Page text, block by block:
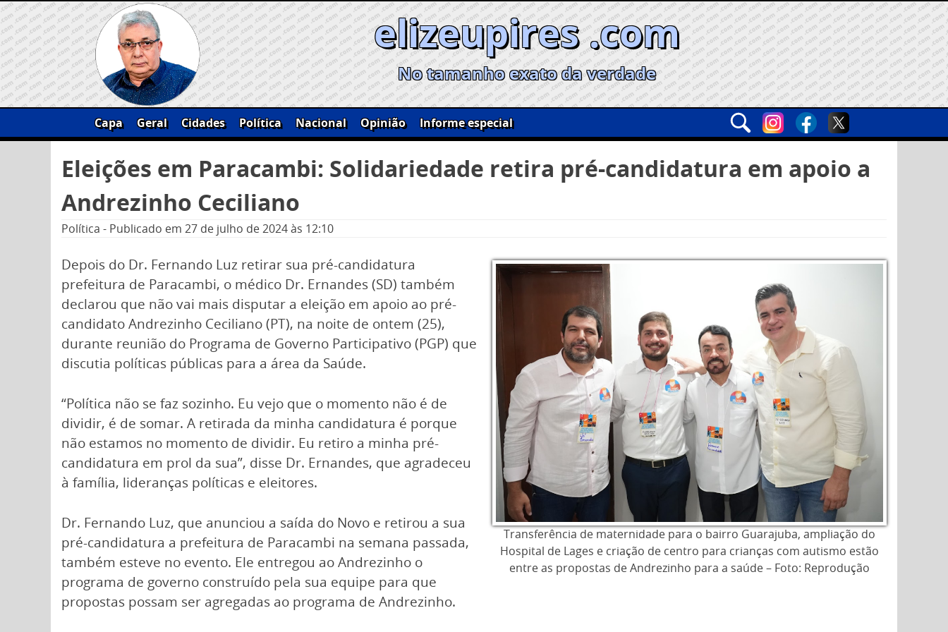
Skip
to
content
elizeupires .com
No tamanho exato da verdade
Capa Geral Cidades Política Nacional Opinião
Informe especial
por:
Eleições em Paracambi: Solidariedade retira pré-candidatura em apoio a
Andrezinho Ceciliano
Política - Publicado em 27 de julho de 2024às 12:10
Transferência de maternidade para o bairro Guarajuba, ampliação do
Hospital de Lages e criação de centro para crianças com autismo estão
entre as propostas de Andrezinho para a saúde – Foto: Reprodução
Depois do Dr. Fernando Luz retirar sua pré-candidatura
prefeitura de Paracambi, o médico Dr. Ernandes (SD) também
declarou que não vai mais disputar a eleição em apoio ao pré-
candidato Andrezinho Ceciliano (PT), na noite de ontem (25),
durante reunião do Programa de Governo Participativo (PGP) que
discutia políticas públicas para a área da Saúde.
“Política não se faz sozinho. Eu vejo que o momento não é de
dividir, é de somar. A retirada da minha candidatura é porque
não estamos no momento de dividir. Eu retiro a minha pré-
candidatura em prol da sua”, disse Dr. Ernandes, que agradeceu
à família, lideranças políticas e eleitores.
Dr. Fernando Luz, que anunciou a saída do Novo e retirou a sua
pré-candidatura a prefeitura de Paracambi na semana passada,
também esteve no evento. Ele entregou ao Andrezinho o
programa de governo construído pela sua equipe para que
propostas possam ser agregadas ao programa de Andrezinho.